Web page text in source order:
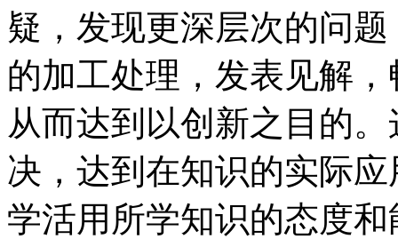
疑，发现更深层次的问
的加工处理，发表见解
从而达到以创新之目的
决，达到在知识的实际
学活用所学知识的态度